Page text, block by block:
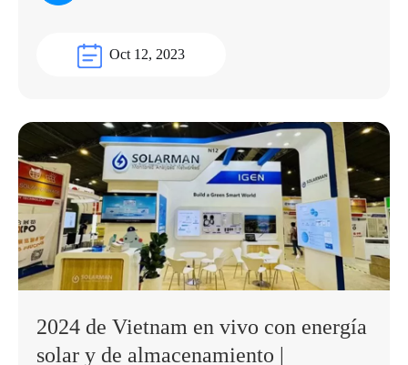
Oct 12, 2023
2024 de Vietnam en vivo con energía
solar y de almacenamiento |